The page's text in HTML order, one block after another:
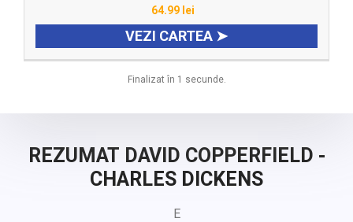
64.99 lei
VEZI CARTEA ➤
Finalizat în 1 secunde.
REZUMAT DAVID COPPERFIELD -
CHARLES DICKENS
E